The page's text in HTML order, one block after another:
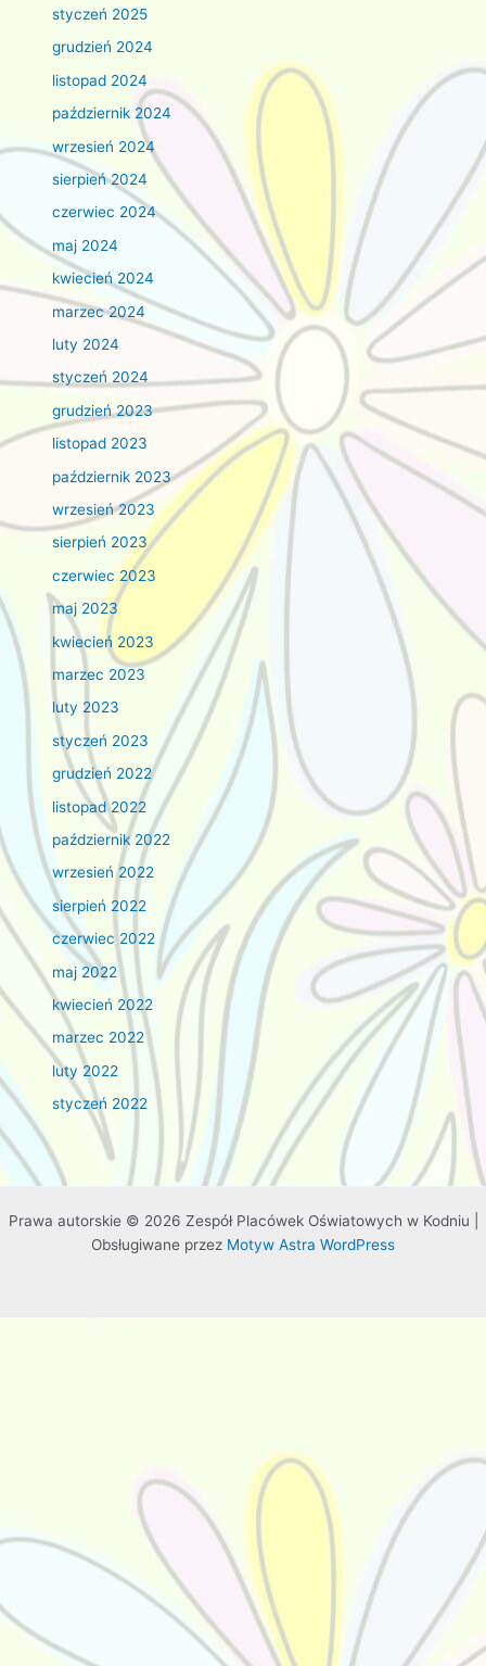
styczeń 2025
grudzień 2024
listopad 2024
październik 2024
wrzesień 2024
sierpień 2024
czerwiec 2024
maj 2024
kwiecień 2024
marzec 2024
luty 2024
styczeń 2024
grudzień 2023
listopad 2023
październik 2023
wrzesień 2023
sierpień 2023
czerwiec 2023
maj 2023
kwiecień 2023
marzec 2023
luty 2023
styczeń 2023
grudzień 2022
listopad 2022
październik 2022
wrzesień 2022
sierpień 2022
czerwiec 2022
maj 2022
kwiecień 2022
marzec 2022
luty 2022
styczeń 2022
Prawa autorskie © 2026 Zespół Placówek Oświatowych w Kodniu |
Obsługiwane przez Motyw Astra WordPress